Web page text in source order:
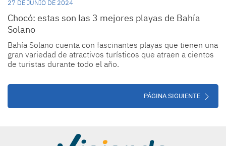
27 DE JUNIO DE 2024
Chocó: estas son las 3 mejores playas de Bahía
Solano
Bahía Solano cuenta con fascinantes playas que tienen una
gran variedad de atractivos turísticos que atraen a cientos
de turistas durante todo el año.
PÁGINA SIGUIENTE